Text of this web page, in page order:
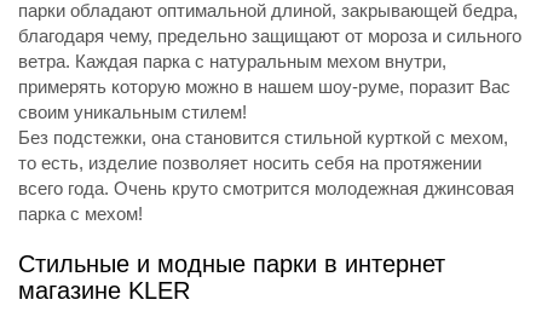
парки обладают оптимальной длиной, закрывающей бедра,
благодаря чему, предельно защищают от мороза и сильного
ветра. Каждая парка с натуральным мехом внутри,
примерять которую можно в нашем шоу-руме, поразит Вас
своим уникальным стилем!
Без подстежки, она становится стильной курткой с мехом,
то есть, изделие позволяет носить себя на протяжении
всего года. Очень круто смотрится молодежная джинсовая
парка с мехом!
Стильные и модные парки в интернет
магазине KLER